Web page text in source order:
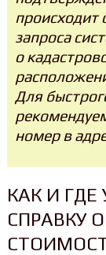
запроса
о
Для
номер в
КАК И ГДЕ
СПРАВКУ